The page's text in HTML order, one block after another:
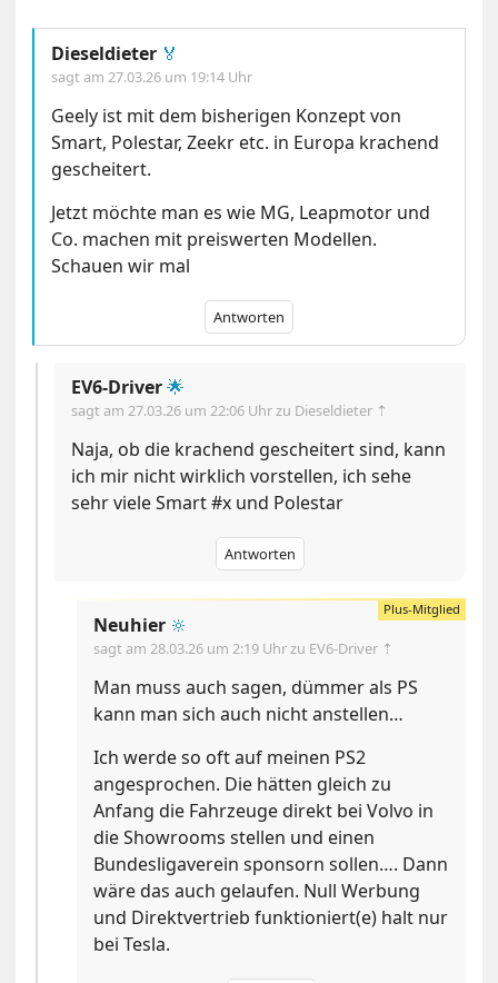
Dieseldieter 🏅
sagt am 27.03.26 um 19:14 Uhr
Geely ist mit dem bisherigen Konzept von
Smart, Polestar, Zeekr etc. in Europa krachend
gescheitert.
Jetzt möchte man es wie MG, Leapmotor und
Co. machen mit preiswerten Modellen.
Schauen wir mal
Antworten
EV6-Driver🌟
sagt am 27.03.26 um 22:06 Uhr zu Dieseldieter ⇡
Naja, ob die krachend gescheitert sind, kann
ich mir nicht wirklich vorstellen, ich sehe
sehr viele Smart #x und Polestar
Antworten
Neuhier 🔆
sagt am 28.03.26 um 2:19 Uhr zu EV6-Driver ⇡
Man muss auch sagen, dümmer als PS
kann man sich auch nicht anstellen…
Ich werde so oft auf meinen PS2
angesprochen. Die hätten gleich zu
Anfang die Fahrzeuge direkt bei Volvo in
die Showrooms stellen und einen
Bundesligaverein sponsorn sollen…. Dann
wäre das auch gelaufen. Null Werbung
und Direktvertrieb funktioniert(e) halt nur
bei Tesla.